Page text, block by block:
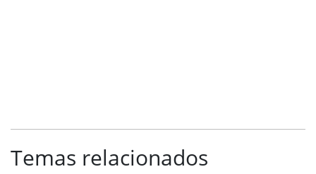
Temas relacionados